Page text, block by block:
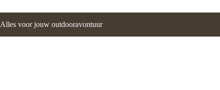
Alles voor jouw outdooravontuur